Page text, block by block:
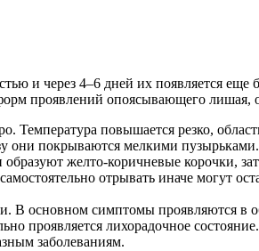
и через 4–6 дней их появляется еще
проявлений опоясывающего
Температура повышается резко,
они покрываются мелкими
желто-коричневые корочки,
отрывать иначе могут
В основном симптомы проявляются в
проявляется лихорадочное
заболеваниям.